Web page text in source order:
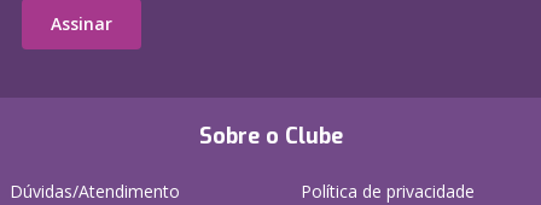
Sobre o Clube
Dúvidas/Atendimento
Política de privacidade
Assinar